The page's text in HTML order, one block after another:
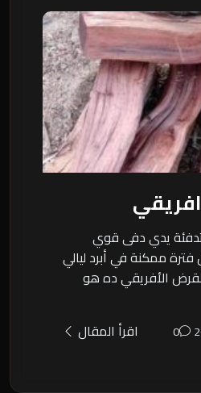
يدي دفى قوي
ممكنة في أبرد ليالي
الأفريقي ده هو
0 اقرأ المقال